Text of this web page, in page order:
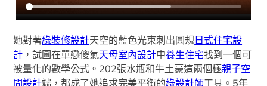
她對著綠裝修設計天空的藍色光束刺出圓規 日式住宅設
計 ，試圖在單戀傻氣天母室內設計中養生住宅找到一個可
被量化的數學公式。202張水瓶和牛土豪這兩個極親子空
間設計端，都成了她追求完美平衡的綠設計師工具。5年